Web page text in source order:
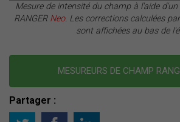
Mesure de intensité du champ à l'aide
RANGER Neo. Les corrections calculées
sont affichées au bas de
MESUREURS DE CHAMP
Partager :